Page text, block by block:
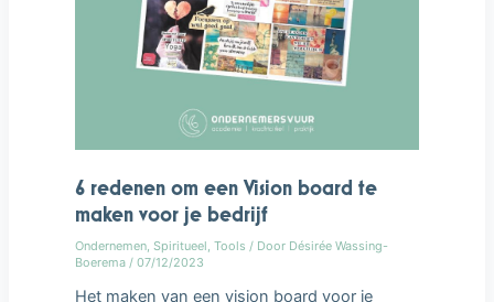
6 redenen om een Vision board te
maken voor je bedrijf
Ondernemen, Spiritueel, Tools / Door Désirée Wassing-
Boerema / 07/12/2023
Het maken van een vision board voor je